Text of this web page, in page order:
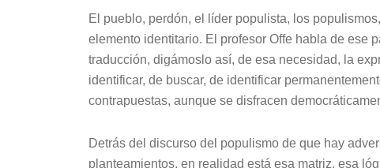
El pueblo, perdón, el líder populista, los
elemento identitario. El profesor Offe habla de ese
traducción, digámoslo así, de esa necesidad, la
identificar, de buscar, de identificar
contrapuestas, aunque se disfracen
Detrás del discurso del populismo de que hay
planteamientos, en realidad está esa matriz, esa